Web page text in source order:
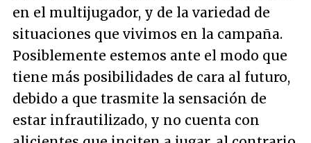
en el multijugador, y de la variedad de
situaciones que vivimos en la campaña.
Posiblemente estemos ante el modo que
tiene más posibilidades de cara al futuro,
debido a que trasmite la sensación de
estar infrautilizado, y no cuenta con